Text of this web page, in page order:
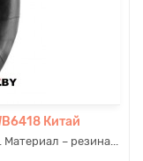
Китай
Материал – резина...